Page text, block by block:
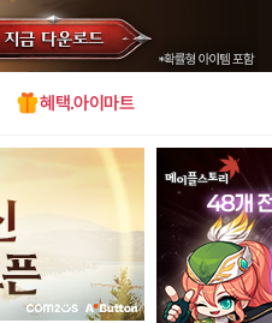
혜택.아이마트